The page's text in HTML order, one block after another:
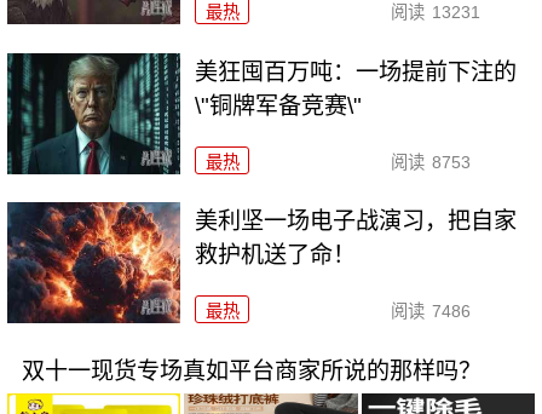
最热 阅读 13231
美狂囤百万吨：一场提前下注的
\"铜牌军备竞赛\"
最热 阅读 8753
美利坚一场电子战演习，把自家
救护机送了命！
最热 阅读 7486
双十一现货专场真如平台商家所说的那样吗？